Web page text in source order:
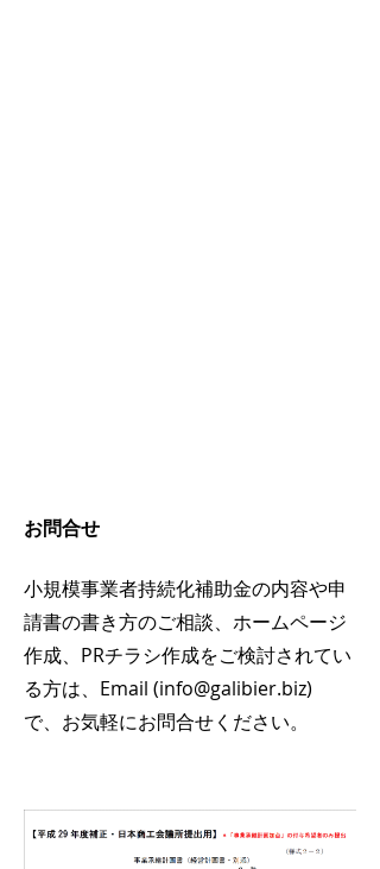
お問合せ
小規模事業者持続化補助金の内容や申
請書の書き方のご相談、ホームページ
作成、PRチラシ作成をご検討されてい
る方は、Email (info@galibier.biz)
で、お気軽にお問合せください。